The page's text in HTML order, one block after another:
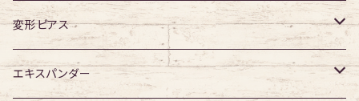
16G
14G
変形ピアス
ジュエル無し
エキスパンダー